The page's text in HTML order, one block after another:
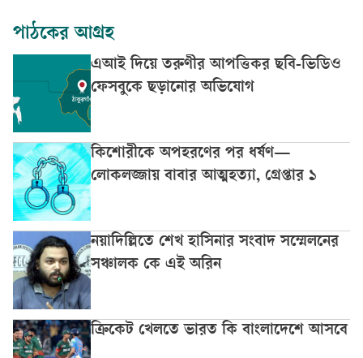
পাঠকের আগ্রহ
এআই দিয়ে তরুণীর আপত্তিকর ছবি-ভিডিও
ফেসবুকে ছড়ানোর অভিযোগ
কিশোরীকে অপহরণের পর ধর্ষণ—
লোকলজ্জায় বাবার আত্মহত্যা, গ্রেপ্তার ১
নয়াদিল্লিতে শেখ হাসিনার সংবাদ সম্মেলনের
সঞ্চালক কে এই অরিন
ক্রিকেট খেলতে ভারত কি বাংলাদেশে আসবে